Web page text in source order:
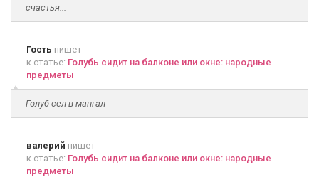
счастья...
Гость пишет
к статье: Голубь сидит на балконе или окне: народные
предметы
Голуб сел в мангал
валерий пишет
к статье: Голубь сидит на балконе или окне: народные
предметы